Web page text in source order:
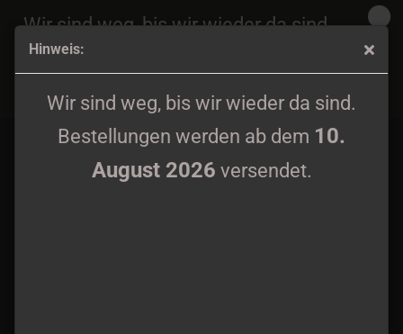
Hinweis:
Wir sind weg, bis wir wieder da sind.
Bestellungen werden ab dem 10.
August 2026 versendet.
Wir sind weg, bis wir wieder da sind.
Bestellungen werden ab dem
August 2026
versendet.